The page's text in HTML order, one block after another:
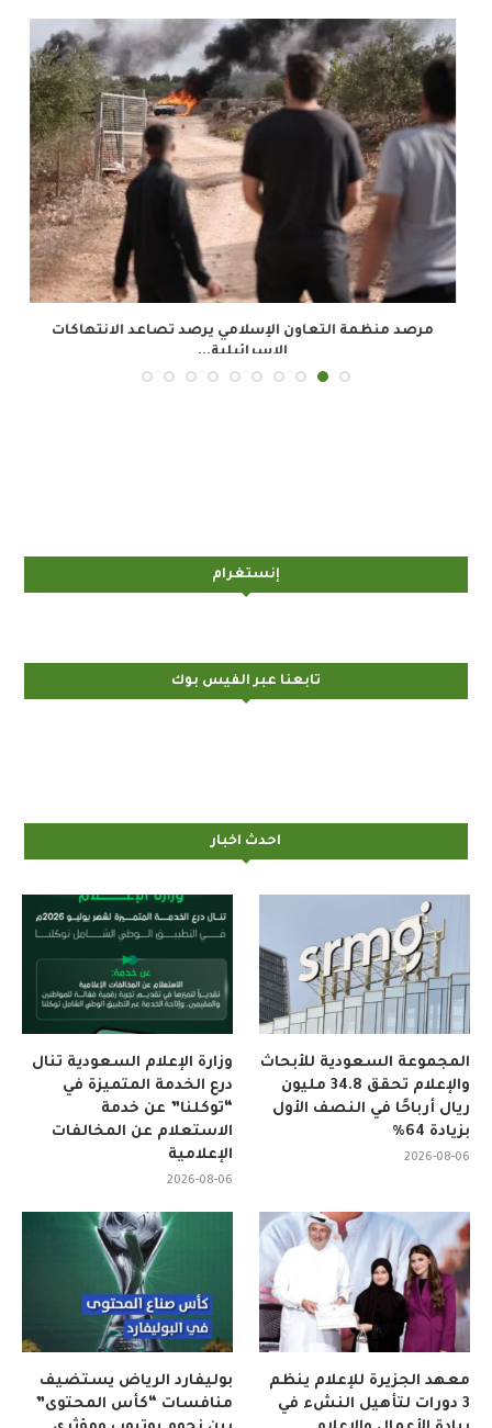
مرصد منظمة التعاون الإسلامي يرصد تصاعد الانتهاكات
الإسرائيلية...
إنستغرام
تابعنا عبر الفيس بوك
احدث اخبار
وزارة الإعلام السعودية تنال
درع الخدمة المتميزة في
“توكلنا” عن خدمة
الاستعلام عن المخالفات
الإعلامية
المجموعة السعودية للأبحاث
والإعلام تحقق 34.8 مليون
ريال أرباحًا في النصف الأول
بزيادة 64%
بوليفارد الرياض يستضيف
منافسات “كأس المحتوى”
معهد الجزيرة للإعلام ينظم
3 دورات لتأهيل النشء في